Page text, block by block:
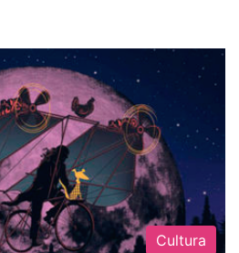
Cultura